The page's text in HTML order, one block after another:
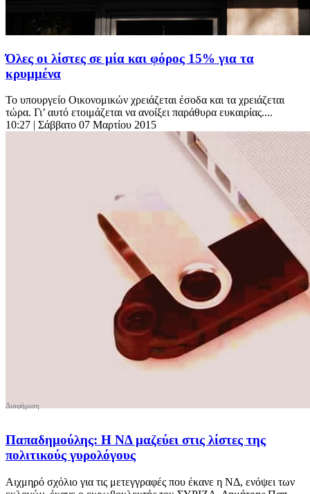
Όλες οι λίστες σε μία και φόρος 15% για τα
κρυμμένα
Το υπουργείο Οικονομικών χρειάζεται έσοδα και τα χρειάζεται
τώρα. Γι’ αυτό ετοιμάζεται να ανοίξει παράθυρα ευκαιρίας....
10:27 | Σάββατο 07 Μαρτίου 2015
Παπαδημούλης: Η ΝΔ μαζεύει στις λίστες της
πολιτικούς γυρολόγους
Αιχμηρό σχόλιο για τις μετεγγραφές που έκανε η ΝΔ, ενόψει των